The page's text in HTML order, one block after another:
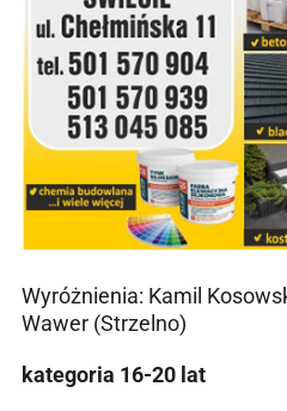
Wyróżnienia: Kamil
Wawer (Strzelno)
kategoria 16-20 lat